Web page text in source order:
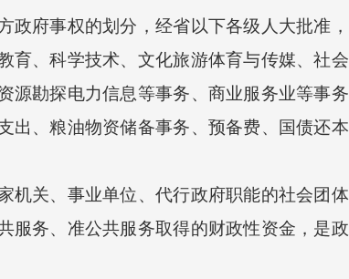
政府事权的划分，经省以下各级人大批准
、科学技术、文化旅游体育与传媒、社
勘探电力信息等事务、商业服务业等事务
、粮油物资储备事务、预备费、国债还
机关、事业单位、代行政府职能的社会团
务、准公共服务取得的财政性资金，是